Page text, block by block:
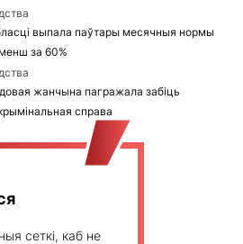
выпала паўтары месячныя нормы
за 60%
жанчына пагражала забіць
справа
сеткі, каб не